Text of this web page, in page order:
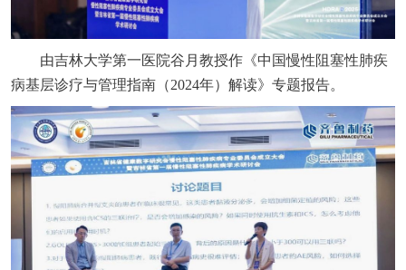
由吉林大学第一医院谷月教授作《中国慢性阻塞性肺疾
病基层诊疗与管理指南（2024年）解读》专题报告。